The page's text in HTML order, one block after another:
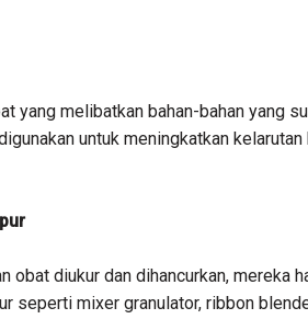
yang melibatkan bahan-bahan yang
untuk meningkatkan
obat diukur dan dihancurkan, mereka
seperti mixer granulator, ribbon